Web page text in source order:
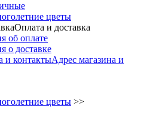
цветы
Оплата и доставка
об оплате
о доставке
Адрес магазина и
цветы >>